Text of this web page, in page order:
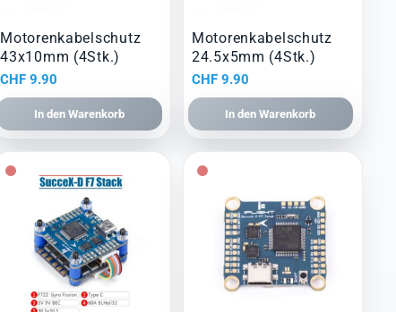
Motorenkabelschutz
43x10mm (4Stk.)
CHF 9.90
In den Warenkorb
Motorenkabelschutz
24.5x5mm (4Stk.)
CHF9.90
In den Warenkorb